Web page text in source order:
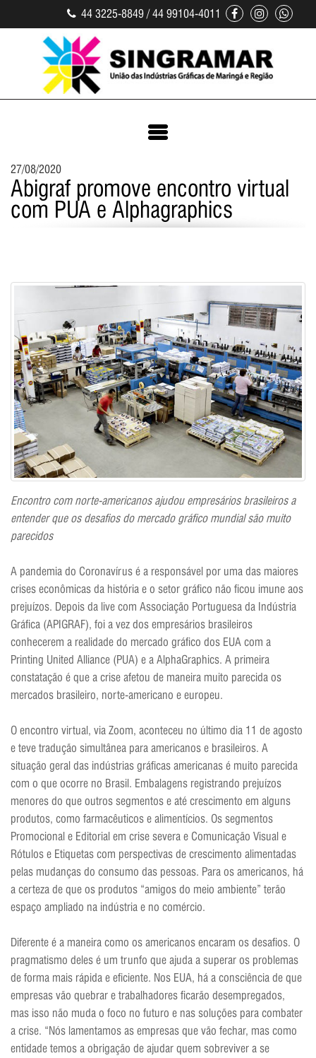
44 3225-8849 / 44 99104-4011
27/08/2020
Abigraf promove encontro virtual
com PUA e Alphagraphics
Encontro com norte-americanos ajudou empresários brasileiros a
entender que os desafios do mercado gráfico mundial são muito
parecidos
A pandemia do Coronavírus é a responsável por uma das maiores
crises econômicas da história e o setor gráfico não ficou imune aos
prejuízos. Depois da live com Associação Portuguesa da Indústria
Gráfica (APIGRAF), foi a vez dos empresários brasileiros
conhecerem a realidade do mercado gráfico dos EUA com a
Printing United Alliance (PUA) e a AlphaGraphics. A primeira
constatação é que a crise afetou de maneira muito parecida os
mercados brasileiro, norte-americano e europeu.
O encontro virtual, via Zoom, aconteceu no último dia 11 de agosto
e teve tradução simultânea para americanos e brasileiros. A
situação geral das indústrias gráficas americanas é muito parecida
com o que ocorre no Brasil. Embalagens registrando prejuízos
menores do que outros segmentos e até crescimento em alguns
produtos, como farmacêuticos e alimentícios. Os segmentos
Promocional e Editorial em crise severa e Comunicação Visual e
Rótulos e Etiquetas com perspectivas de crescimento alimentadas
pelas mudanças do consumo das pessoas. Para os americanos, há
a certeza de que os produtos “amigos do meio ambiente” terão
espaço ampliado na indústria e no comércio.
Diferente é a maneira como os americanos encaram os desafios. O
pragmatismo deles é um trunfo que ajuda a superar os problemas
de forma mais rápida e eficiente. Nos EUA, há a consciência de que
empresas vão quebrar e trabalhadores ficarão desempregados,
mas isso não muda o foco no futuro e nas soluções para combater
a crise. “Nós lamentamos as empresas que vão fechar, mas como
entidade temos a obrigação de ajudar quem sobreviver a se